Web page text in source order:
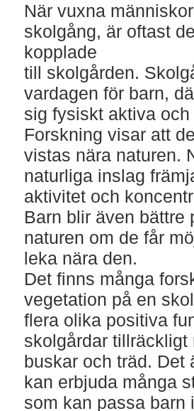
När vuxna
skolgång, är oftast
kopplade
till skolgården.
vardagen för barn,
sig fysiskt aktiva
Forskning visar att
vistas nära naturen.
naturliga inslag
aktivitet och
Barn blir även bättre
naturen om de får
leka nära den.
Det finns många
vegetation på en
flera olika positiva
skolgårdar tillräckligt
buskar och träd. Det
kan erbjuda många
som kan passa barn